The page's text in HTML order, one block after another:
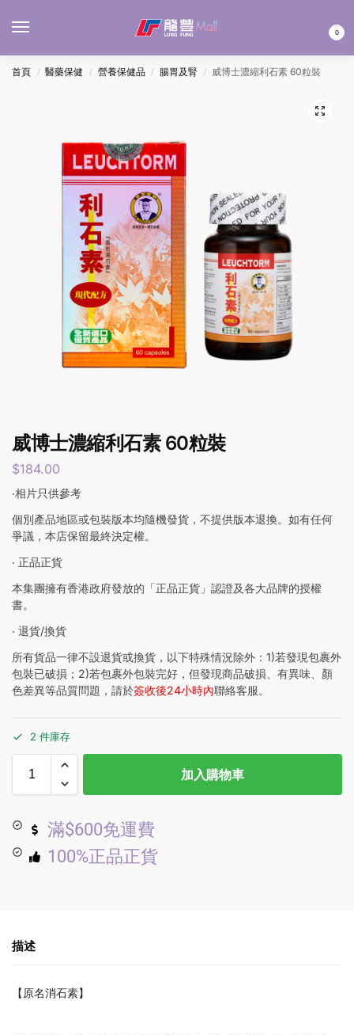
0
首頁 / 醫藥保健 / 營養保健品 / 腸胃及腎 / 威博士濃縮利石素 60粒裝
威博士濃縮利石素 60粒裝
$184.00
‧相片只供參考
個別產品地區或包裝版本均隨機發貨，不提供版本退換。如有任何
爭議，本店保留最終決定權。
‧ 正品正貨
本集團擁有香港政府發放的「正品正貨」認證及各大品牌的授權
書。
‧ 退貨/換貨
所有貨品一律不設退貨或換貨，以下特殊情況除外：1)若發現包裹外
包裝已破損；2)若包裹外包裝完好，但發現商品破損、有異味、顏
色差異等品質問題，請於簽收後24小時內聯絡客服。
2 件庫存
加入購物車
滿$600免運費
100%正品正貨
描述
【原名消石素】